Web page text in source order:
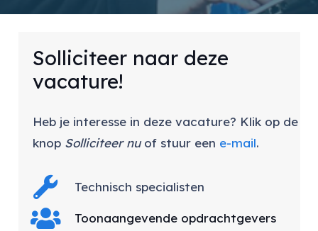
Solliciteer naar deze
vacature!
Heb je interesse in deze vacature? Klik op de
knop Solliciteer nuof stuur een e-mail.
Technisch specialisten
Toonaangevende opdrachtgevers